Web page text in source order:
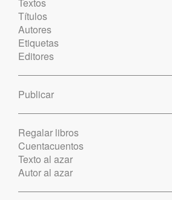
Títulos
Autores
Etiquetas
Editores
Publicar
Regalar libros
Cuentacuentos
Texto al azar
Autor al azar